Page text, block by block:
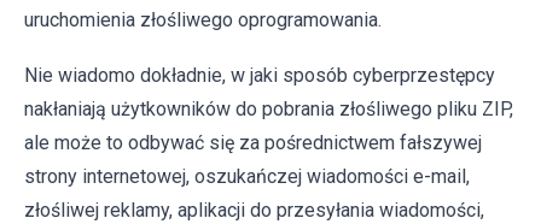
uruchomienia złośliwego oprogramowania.
Nie wiadomo dokładnie, w jaki sposób cyberprzestępcy
nakłaniają użytkowników do pobrania złośliwego pliku ZIP,
ale może to odbywać się za pośrednictwem fałszywej
strony internetowej, oszukańczej wiadomości e-mail,
złośliwej reklamy, aplikacji do przesyłania wiadomości,